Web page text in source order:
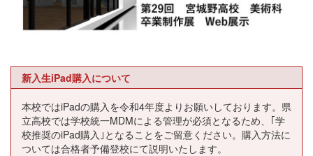
新入生iPad購入について
本校ではiPadの購入を令和4年度よりお願いしております。県
立高校では学校統一MDMによる管理が必須となるため、｢学
校推奨のiPad購入｣となることをご留意ください。購入方法に
ついては合格者予備登校にて説明いたします。